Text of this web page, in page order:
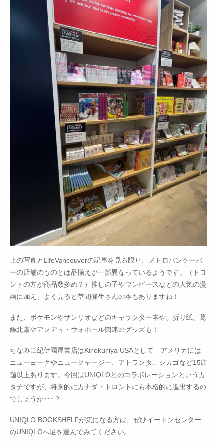
上の写真とLifeVancouverの記事を見る限り、メトロバンクーバ
ーの店舗のものとは品揃えが一部異なっているようです。（トロ
ントの方が商品数多め？）推しの子やワンピースなどの人気の漫
画に加え、よく見ると草間彌生さんの本もありますね！
また、ポケモンやサンリオなどのキャラクター本や、折り紙、葛
飾北斎やアンディ・ウォホール関連のグッズも！
ちなみに紀伊國屋書店はKinokuniya USAとして、アメリカには
ニューヨークやニュージャージー、アトランタ、シカゴなど15店
舗以上あります。今回はUNIQLOとのコラボレーションというカ
タチですが、将来的にカナダ・トロントにも本格的に進出するの
でしょうか･･･？
UNIQLO BOOKSHELFが気になる方は、ぜひイートンセンター
のUNIQLOへ足を運んでみてください。